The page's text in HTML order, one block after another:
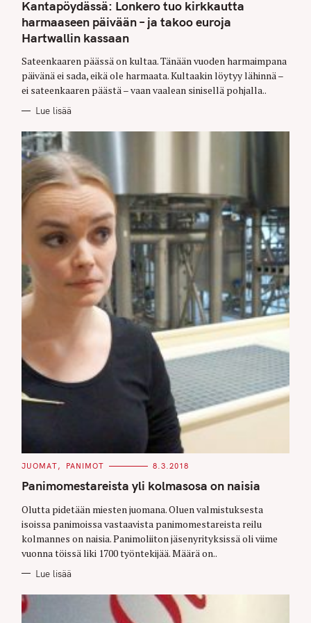
T
E
G
O
R
I
S
Kantapöydässä: Lonkero tuo kirkkautta
harmaaseen päivään – ja takoo euroja
Hartwallin kassaan
Sateenkaaren päässä on kultaa. Tänään vuoden harmaimpana
päivänä ei sada, eikä ole harmaata. Kultaakin löytyy lähinnä –
ei sateenkaaren päästä – vaan vaalean sinisellä pohjalla..
Lue lisää
C
T
E
O
R
I
S
JUOMAT PANIMOT 8.3.2018
Panimomestareista yli kolmasosa on naisia
Olutta pidetään miesten juomana. Oluen valmistuksesta
isoissa panimoissa vastaavista panimomestareista reilu
kolmannes on naisia. Panimoliiton jäsenyrityksissä oli viime
vuonna töissä liki 1700 työntekijää. Määrä on..
Lue lisää